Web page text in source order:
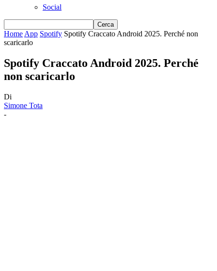
Social
Home App Spotify Spotify Craccato Android 2025. Perché non
scaricarlo
Spotify Craccato Android 2025. Perché
non scaricarlo
Di
Simone Tota
-